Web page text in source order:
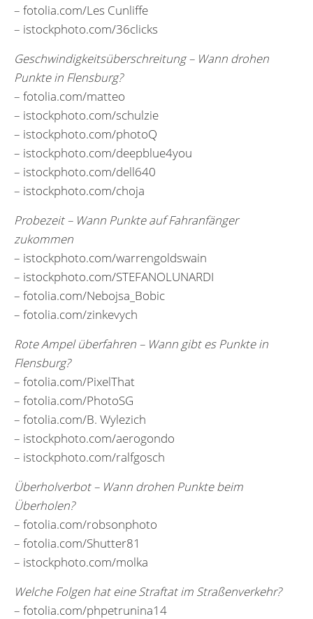
– fotolia.com/Les Cunliffe
– istockphoto.com/36clicks
Geschwindigkeitsüberschreitung – Wann drohen
Punkte in Flensburg?
– fotolia.com/matteo
– istockphoto.com/schulzie
– istockphoto.com/photoQ
– istockphoto.com/deepblue4you
– istockphoto.com/dell640
– istockphoto.com/choja
Probezeit – Wann Punkte auf Fahranfänger
zukommen
– istockphoto.com/warrengoldswain
– istockphoto.com/STEFANOLUNARDI
– fotolia.com/Nebojsa_Bobic
– fotolia.com/zinkevych
Rote Ampel überfahren – Wann gibt es Punkte in
Flensburg?
– fotolia.com/PixelThat
– fotolia.com/PhotoSG
– fotolia.com/B. Wylezich
– istockphoto.com/aerogondo
– istockphoto.com/ralfgosch
Überholverbot – Wann drohen Punkte beim
Überholen?
– fotolia.com/robsonphoto
– fotolia.com/Shutter81
– istockphoto.com/molka
Welche Folgen hat eine Straftat im Straßenverkehr?
– fotolia.com/phpetrunina14